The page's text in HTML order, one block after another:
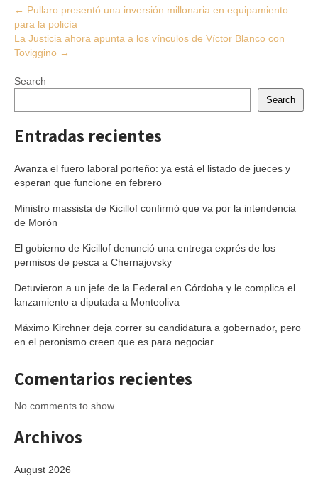
Post
navigation
← Pullaro presentó una inversión millonaria en equipamiento
para la policía
La Justicia ahora apunta a los vínculos de Víctor Blanco con
Toviggino →
Search
Search
Entradas recientes
Avanza el fuero laboral porteño: ya está el listado de jueces y
esperan que funcione en febrero
Ministro massista de Kicillof confirmó que va por la intendencia
de Morón
El gobierno de Kicillof denunció una entrega exprés de los
permisos de pesca a Chernajovsky
Detuvieron a un jefe de la Federal en Córdoba y le complica el
lanzamiento a diputada a Monteoliva
Máximo Kirchner deja correr su candidatura a gobernador, pero
en el peronismo creen que es para negociar
Comentarios recientes
No comments to show.
Archivos
August 2026